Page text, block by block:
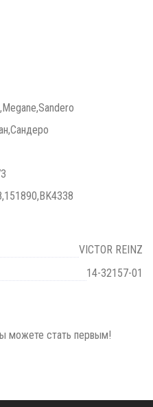
VICTOR REINZ
14-32157-01
можете стать первым!